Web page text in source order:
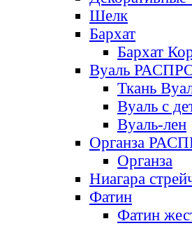
Шелк
Бархат
Бархат
Вуаль
Ткань
Вуаль с
Вуаль-лен
Органза
Органза
Ниагара
Фатин
Фатин